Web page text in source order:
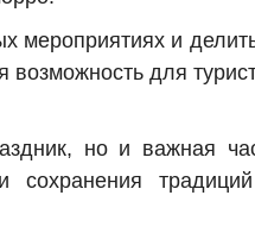
мероприятиях и
возможность для
но и важная
сохранения